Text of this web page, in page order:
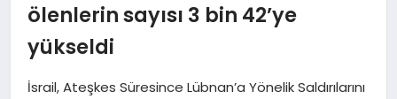
SAĞLIK
SPOR
ölenlerin sayısı 3 bin 42’ye
yükseldi
İsrail, Ateşkes Süresince Lübnan’a Yönelik Saldırılarını